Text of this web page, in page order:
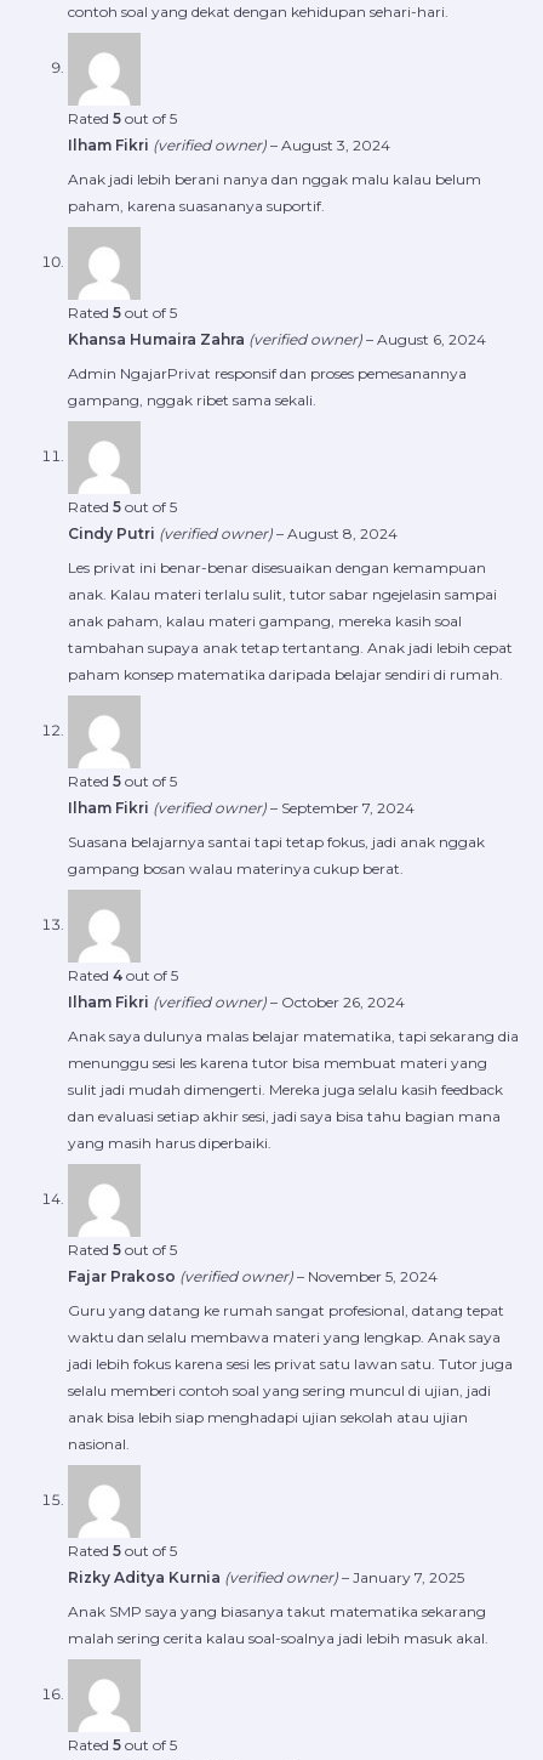
contoh soal yang dekat dengan kehidupan sehari-hari.
Rated 5 out of 5
Ilham Fikri (verified owner) – August 3, 2024
Anak jadi lebih berani nanya dan nggak malu kalau belum
paham, karena suasananya suportif.
Rated 5 out of 5
Khansa Humaira Zahra (verified owner) – August 6, 2024
Admin NgajarPrivat responsif dan proses pemesanannya
gampang, nggak ribet sama sekali.
Rated 5 out of 5
Cindy Putri (verified owner) – August 8, 2024
Les privat ini benar-benar disesuaikan dengan kemampuan
anak. Kalau materi terlalu sulit, tutor sabar ngejelasin sampai
anak paham, kalau materi gampang, mereka kasih soal
tambahan supaya anak tetap tertantang. Anak jadi lebih cepat
paham konsep matematika daripada belajar sendiri di rumah.
Rated 5 out of 5
Ilham Fikri (verified owner) – September 7, 2024
Suasana belajarnya santai tapi tetap fokus, jadi anak nggak
gampang bosan walau materinya cukup berat.
Rated 4 out of 5
Ilham Fikri (verified owner) – October 26, 2024
Anak saya dulunya malas belajar matematika, tapi sekarang dia
menunggu sesi les karena tutor bisa membuat materi yang
sulit jadi mudah dimengerti. Mereka juga selalu kasih feedback
dan evaluasi setiap akhir sesi, jadi saya bisa tahu bagian mana
yang masih harus diperbaiki.
Rated 5 out of 5
Fajar Prakoso (verified owner) – November 5, 2024
Guru yang datang ke rumah sangat profesional, datang tepat
waktu dan selalu membawa materi yang lengkap. Anak saya
jadi lebih fokus karena sesi les privat satu lawan satu. Tutor juga
selalu memberi contoh soal yang sering muncul di ujian, jadi
anak bisa lebih siap menghadapi ujian sekolah atau ujian
nasional.
Rated 5 out of 5
Rizky Aditya Kurnia (verified owner) – January 7, 2025
Anak SMP saya yang biasanya takut matematika sekarang
malah sering cerita kalau soal-soalnya jadi lebih masuk akal.
Rated 5 out of 5